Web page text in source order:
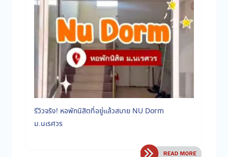
รีวิวจริง! หอพักนิสิตที่อยู่แล้วสบาย NU Dorm
ม.นเรศวร